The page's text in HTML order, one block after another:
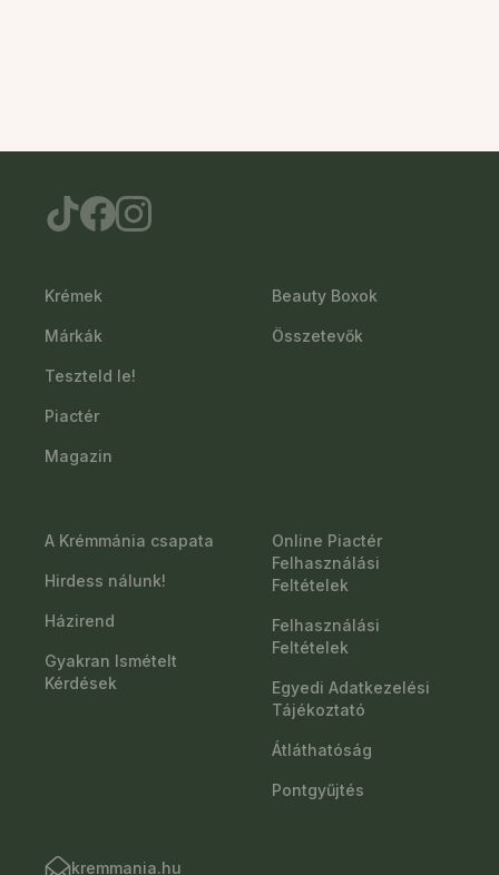
Krémek
Márkák
Teszteld le!
Piactér
Magazin
Beauty Boxok
Összetevők
A Krémmánia csapata
Hirdess nálunk!
Házirend
Gyakran Ismételt
Kérdések
Online Piactér
Felhasználási
Feltételek
Felhasználási
Feltételek
Egyedi Adatkezelési
Tájékoztató
Átláthatóság
Pontgyűjtés
kremmania.hu